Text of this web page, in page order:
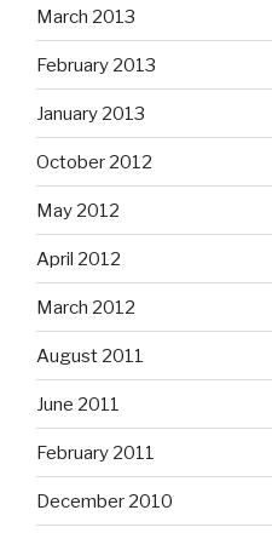
March 2013
February 2013
January 2013
October 2012
May 2012
April 2012
March 2012
August 2011
June 2011
February 2011
December 2010